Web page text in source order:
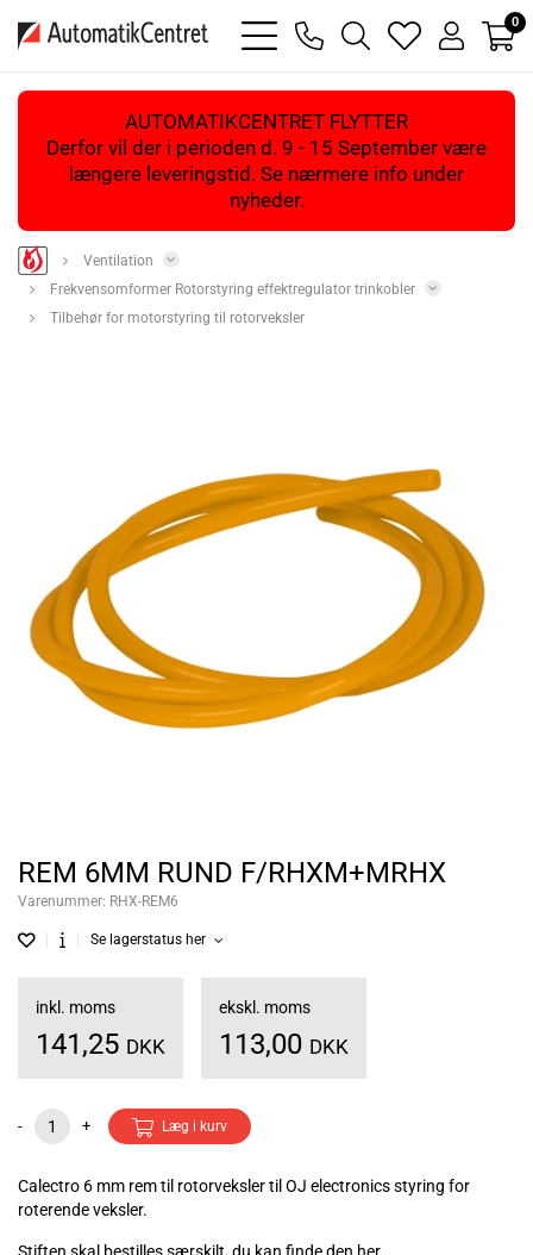
bars
light
phone
magnifying
glass
heart
light
user
light
0
AUTOMATIKCENTRET FLYTTER
Derfor vil der i perioden d. 9 - 15 September være
længere leveringstid. Se nærmere info under
nyheder.
Ventilation
Frekvensomformer Rotorstyring effektregulator trinkobler
Tilbehør for motorstyring til rotorveksler
REM 6MM RUND F/RHXM+MRHX
Varenummer: RHX-REM6
Se lagerstatus her
inkl. moms
141,25 DKK
ekskl. moms
113,00 DKK
- + Læg i kurv
Calectro 6 mm rem til rotorveksler til OJ electronics styring for
roterende veksler.